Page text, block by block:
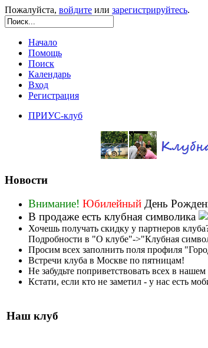
Пожалуйста, войдите или зарегистрируйтесь.
Начало
Помощь
Поиск
Календарь
Вход
Регистрация
ПРИУС-клуб
Новости
Внимание! Юбилейный День
В продаже есть клубная символика
Хочешь получать скидку у партнеров
Подробности в "О клубе"->"Клубная
Просим всех заполнить поля профиля
Встречи клуба в Москве по пятницам!
Не забудьте поприветствовать всех в нашем
Кстати, если кто не заметил - у нас есть
Наш клуб